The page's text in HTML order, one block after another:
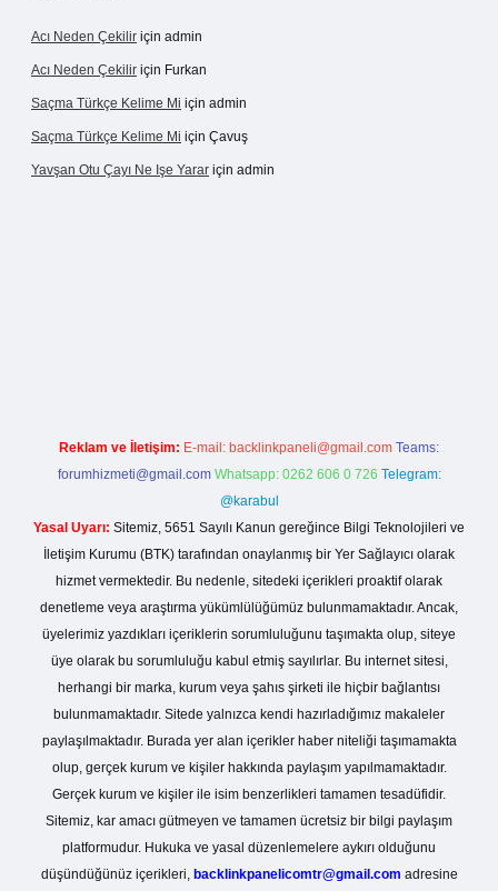
Acı Neden Çekilir için admin
Acı Neden Çekilir için Furkan
Saçma Türkçe Kelime Mi için admin
Saçma Türkçe Kelime Mi için Çavuş
Yavşan Otu Çayı Ne Işe Yarar için admin
Reklam ve İletişim: E-mail: backlinkpaneli@gmail.com Teams:
forumhizmeti@gmail.com Whatsapp: 0262 606 0 726 Telegram:
@karabul
Yasal Uyarı: Sitemiz, 5651 Sayılı Kanun gereğince Bilgi Teknolojileri ve
İletişim Kurumu (BTK) tarafından onaylanmış bir Yer Sağlayıcı olarak
hizmet vermektedir. Bu nedenle, sitedeki içerikleri proaktif olarak
denetleme veya araştırma yükümlülüğümüz bulunmamaktadır. Ancak,
üyelerimiz yazdıkları içeriklerin sorumluluğunu taşımakta olup, siteye
üye olarak bu sorumluluğu kabul etmiş sayılırlar. Bu internet sitesi,
herhangi bir marka, kurum veya şahıs şirketi ile hiçbir bağlantısı
bulunmamaktadır. Sitede yalnızca kendi hazırladığımız makaleler
paylaşılmaktadır. Burada yer alan içerikler haber niteliği taşımamakta
olup, gerçek kurum ve kişiler hakkında paylaşım yapılmamaktadır.
Gerçek kurum ve kişiler ile isim benzerlikleri tamamen tesadüfidir.
Sitemiz, kar amacı gütmeyen ve tamamen ücretsiz bir bilgi paylaşım
platformudur. Hukuka ve yasal düzenlemelere aykırı olduğunu
düşündüğünüz içerikleri, backlinkpanelicomtr@gmail.com adresine